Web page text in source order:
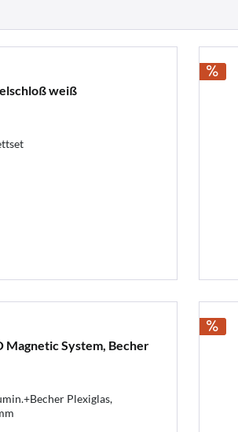
weiß
Magnetic System, Becher
Plexiglas,